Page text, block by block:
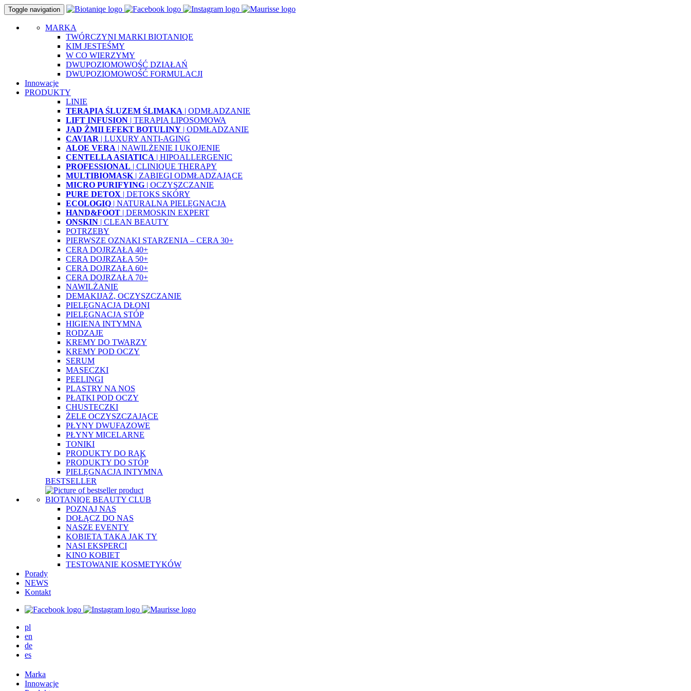
Toggle navigation
MARKA
TWÓRCZYNI MARKI BIOTANIQE
KIM JESTEŚMY
W CO WIERZYMY
DWUPOZIOMOWOŚĆ DZIAŁAŃ
DWUPOZIOMOWOŚĆ FORMULACJI
Innowacje
PRODUKTY
LINIE
TERAPIA ŚLUZEM ŚLIMAKA | ODMŁADZANIE
LIFT INFUSION | TERAPIA LIPOSOMOWA
JAD ŻMII EFEKT BOTULINY | ODMŁADZANIE
CAVIAR | LUXURY ANTI-AGING
ALOE VERA | NAWILŻENIE I UKOJENIE
CENTELLA ASIATICA | HIPOALLERGENIC
PROFESSIONAL | CLINIQUE THERAPY
MULTIBIOMASK | ZABIEGI ODMŁADZAJĄCE
MICRO PURIFYING | OCZYSZCZANIE
PURE DETOX | DETOKS SKÓRY
ECOLOGIQ | NATURALNA PIELĘGNACJA
HAND&FOOT | DERMOSKIN EXPERT
ONSKIN | CLEAN BEAUTY
POTRZEBY
PIERWSZE OZNAKI STARZENIA – CERA 30+
CERA DOJRZAŁA 40+
CERA DOJRZAŁA 50+
CERA DOJRZAŁA 60+
CERA DOJRZAŁA 70+
NAWILŻANIE
DEMAKIJAŻ, OCZYSZCZANIE
PIELĘGNACJA DŁONI
PIELĘGNACJA STÓP
HIGIENA INTYMNA
RODZAJE
KREMY DO TWARZY
KREMY POD OCZY
SERUM
MASECZKI
PEELINGI
PLASTRY NA NOS
PŁATKI POD OCZY
CHUSTECZKI
ŻELE OCZYSZCZAJĄCE
PŁYNY DWUFAZOWE
PŁYNY MICELARNE
TONIKI
PRODUKTY DO RĄK
PRODUKTY DO STÓP
PIELĘGNACJA INTYMNA
BESTSELLER
BIOTANIQE BEAUTY CLUB
POZNAJ NAS
DOŁĄCZ DO NAS
NASZE EVENTY
KOBIETA TAKA JAK TY
NASI EKSPERCI
KINO KOBIET
TESTOWANIE KOSMETYKÓW
Porady
NEWS
Kontakt
pl
en
de
es
Marka
Innowacje